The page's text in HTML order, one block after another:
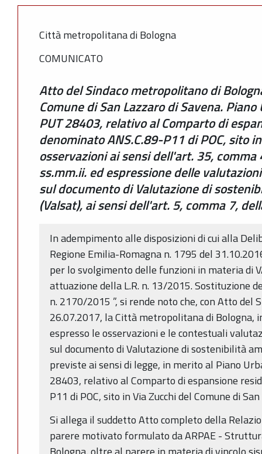
Città metropolitana di Bologna
COMUNICATO
Atto del Sindaco metropolitano di
Comune di San Lazzaro di Savena.
PUT 28403, relativo al Comparto di
denominato ANS.C.89-P11 di POC, sito
osservazioni ai sensi dell'art. 35,
ss.mm.ii. ed espressione delle
sul documento di Valutazione di
(Valsat), ai sensi dell'art. 5, comma 7,
In adempimento alle disposizioni di cui alla
Regione Emilia-Romagna n. 1795 del
per lo svolgimento delle funzioni in materia di
attuazione della L.R. n. 13/2015. Sostituzione
n. 2170/2015 ”, si rende noto che, con Atto del
26.07.2017, la Città metropolitana di Bologna,
espresso le osservazioni e le contestuali
sul documento di Valutazione di sostenibilità
previste ai sensi di legge, in merito al Piano
28403, relativo al Comparto di espansione
P11 di POC, sito in Via Zucchi del Comune di
Si allega il suddetto Atto completo della
parere motivato formulato da ARPAE -